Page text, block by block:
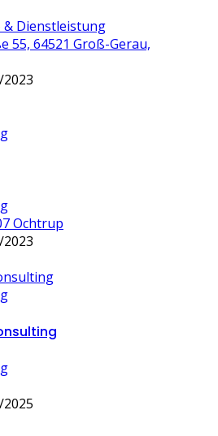
& Dienstleistung
55, 64521 Groß-Gerau,
Ochtrup